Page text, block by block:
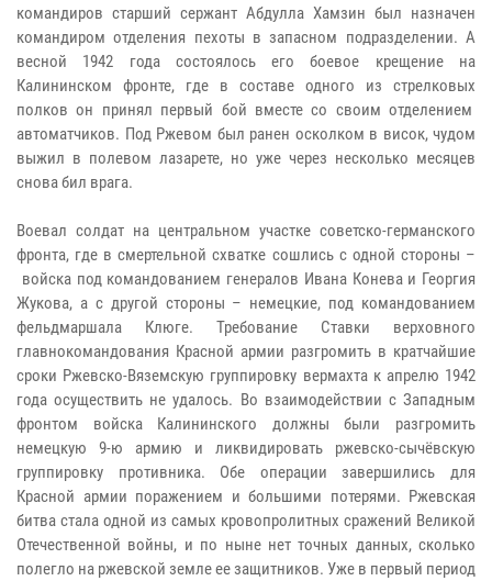
командиров старший сержант Абдулла Хамзин был назначен
командиром отделения пехоты в запасном подразделении. А
весной 1942 года состоялось его боевое крещение на
Калининском фронте, где в составе одного из стрелковых
полков он принял первый бой вместе со своим отделением
автоматчиков. Под Ржевом был ранен осколком в висок, чудом
выжил в полевом лазарете, но уже через несколько месяцев
снова бил врага.
Воевал солдат на центральном участке советско-германского
фронта, где в смертельной схватке сошлись с одной стороны –
войска под командованием генералов Ивана Конева и Георгия
Жукова, а с другой стороны – немецкие, под командованием
фельдмаршала Клюге. Требование Ставки верховного
главнокомандования Красной армии разгромить в кратчайшие
сроки Ржевско-Вяземскую группировку вермахта к апрелю 1942
года осуществить не удалось. Во взаимодействии с Западным
фронтом войска Калининского должны были разгромить
немецкую 9-ю армию и ликвидировать ржевско-сычёвскую
группировку противника. Обе операции завершились для
Красной армии поражением и большими потерями. Ржевская
битва стала одной из самых кровопролитных сражений Великой
Отечественной войны, и по ныне нет точных данных, сколько
полегло на ржевской земле ее защитников. Уже в первый период